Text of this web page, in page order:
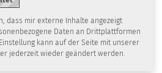
dass mir externe Inhalte angezeigt
Daten an Drittplattformen
kann auf der Seite mit unserer
jederzeit wieder geändert werden.